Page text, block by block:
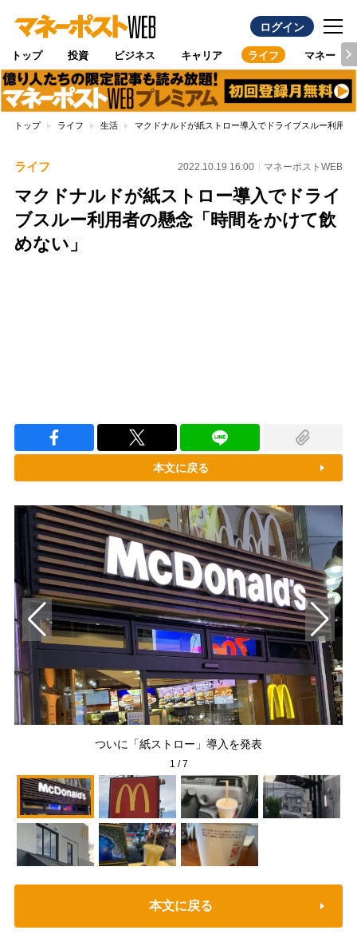
ログイン
トップ 投資 ビジネス キャリア ライフ マネー
トップ ライフ 生活 マクドナルドが紙ストロー導入でドライブスルー利用
ライフ 2022.10.19 16:00 マネーポストWEB
マクドナルドが紙ストロー導入でドライ
ブスルー利用者の懸念「時間をかけて飲
めない」
本文に戻る
ついに「紙ストロー」導入を発表
1 /7
本文に戻る